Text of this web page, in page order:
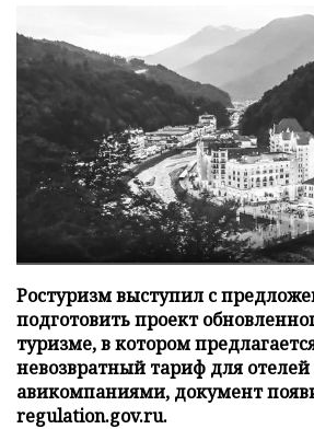
Ростуризм выступил с
подготовить проект
туризме, в котором
невозвратный тариф для отелей
авикомпаниями, документ
regulation.gov.ru.